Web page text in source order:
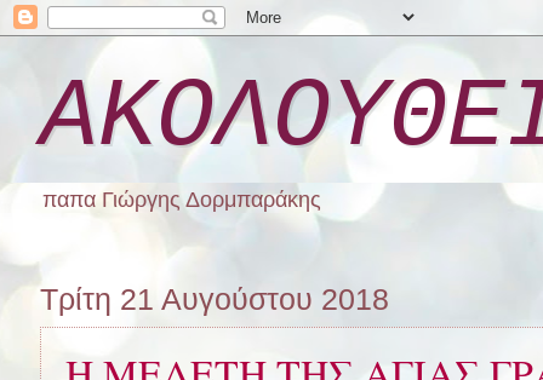
παπα Γιώργης Δορμπαράκης
Τρίτη 21 Αυγούστου 2018